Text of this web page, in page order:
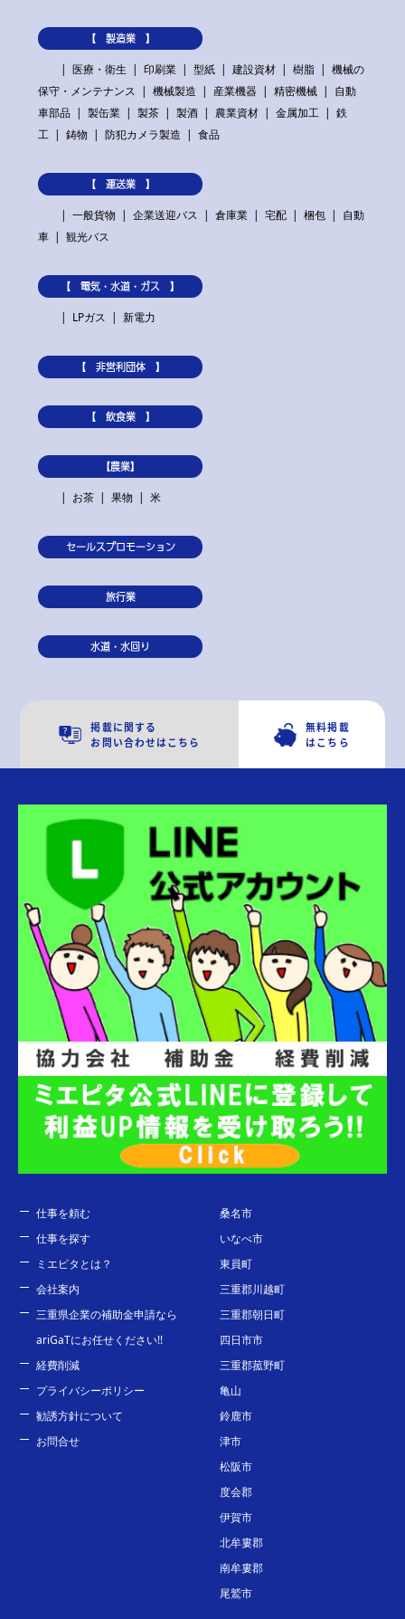
【 製造業 】
医療・衛生
印刷業 型紙 建設資材 樹脂
機械の
保守・メンテナンス
機械製造 産業機器 精密機械
自動
車部品
製缶業 製茶 製酒 農業資材 金属加工
鉄
工
鋳物 防犯カメラ製造 食品
【 運送業 】
一般貨物
企業送迎バス 倉庫業 宅配 梱包
自動
車
観光バス
【 電気・水道・ガス 】
LPガス
新電力
【 非営利団体 】
【 飲食業 】
【農業】
お茶
果物 米
セールスプロモーション
旅行業
水道・水回り
掲載に関する
お問い合わせはこちら
無料掲載
はこちら
仕事を頼む
仕事を探す
ミエピタとは？
会社案内
三重県企業の補助金申請なら
ariGaTにお任せください!!
経費削減
プライバシーポリシー
勧誘方針について
お問合せ
桑名市
いなべ市
東員町
三重郡川越町
三重郡朝日町
四日市市
三重郡菰野町
亀山
鈴鹿市
津市
松阪市
度会郡
伊賀市
北牟婁郡
南牟婁郡
尾鷲市